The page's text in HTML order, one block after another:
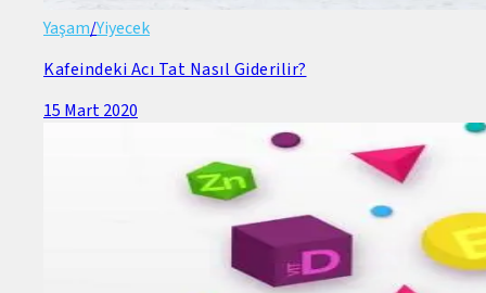
Yaşam/Yiyecek
Kafeindeki Acı Tat Nasıl Giderilir?
15 Mart 2020